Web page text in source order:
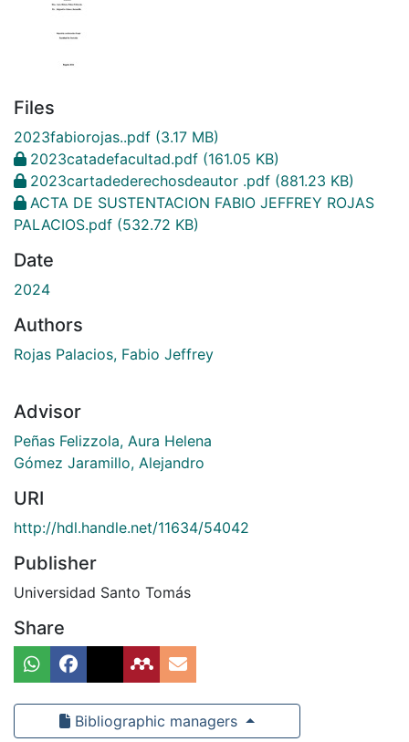
Files
2023fabiorojas..pdf (3.17 MB)
2023catadefacultad.pdf (161.05 KB)
2023cartadederechosdeautor .pdf (881.23 KB)
ACTA DE SUSTENTACION FABIO JEFFREY ROJAS
PALACIOS.pdf (532.72 KB)
Date
2024
Authors
Rojas Palacios, Fabio Jeffrey
Advisor
Peñas Felizzola, Aura Helena
Gómez Jaramillo, Alejandro
URI
http://hdl.handle.net/11634/54042
Publisher
Universidad Santo Tomás
Share
Bibliographic managers